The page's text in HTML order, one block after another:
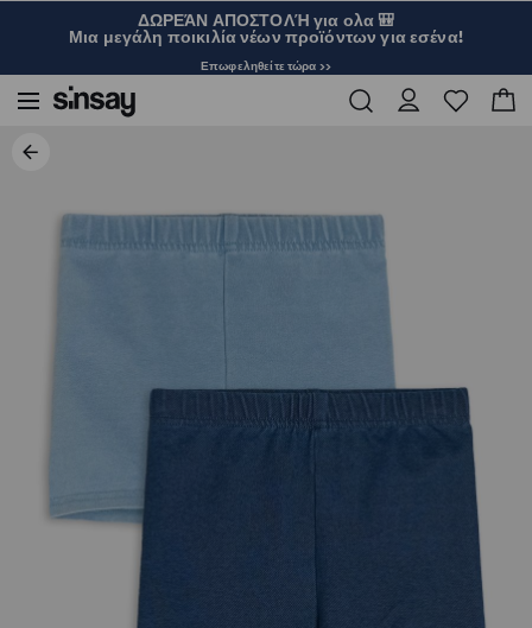
ΔΩΡΕΆΝ ΑΠΟΣΤΟΛΉ για ολα 🎒
Μια μεγάλη ποικιλία νέων προϊόντων για εσένα!
Επωφεληθείτε τώρα >>